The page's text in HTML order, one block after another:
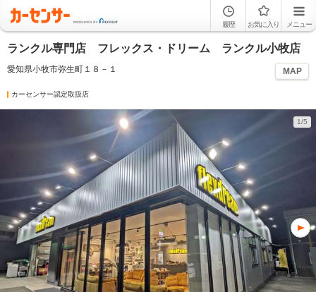
履歴 お気に入り メニュー
ランクル専門店 フレックス・ドリーム ランクル小牧店
愛知県小牧市弥生町１８－１ MAP
カーセンサー認定取扱店
1/5